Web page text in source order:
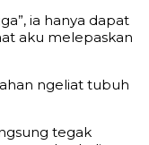
ia hanya dapat
aku melepaskan
ngeliat tubuh
tegak